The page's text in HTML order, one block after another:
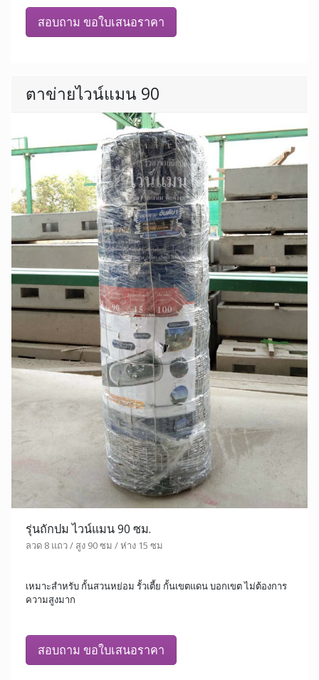
สอบถาม ขอใบเสนอราคา
ตาข่ายไวน์แมน 90
รุ่นถักปม ไวน์แมน 90 ซม.
ลวด 8 แถว / สูง 90 ซม / ห่าง 15 ซม
เหมาะสำหรับ กั้นสวนหย่อม รั้วเตี้ย กั้นเขตแดน บอกเขต ไม่ต้องการ
ความสูงมาก
สอบถาม ขอใบเสนอราคา